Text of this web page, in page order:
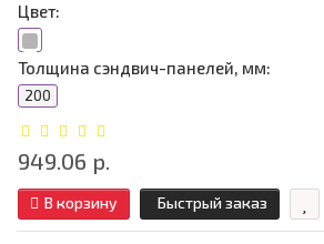
Цвет:
Толщина сэндвич-панелей, мм:
200
949.06 р.
В корзину Быстрый заказ